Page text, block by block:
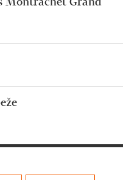
Montrachet Grand